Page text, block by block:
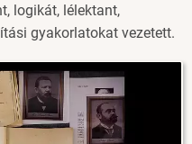
logikát, lélektant,
gyakorlatokat vezetett.